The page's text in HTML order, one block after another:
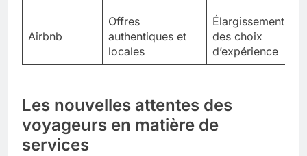
Airbnb
Offres
authentiques et
locales
Élargissement
des choix
d’expérience
Les nouvelles attentes des
voyageurs en matière de
services